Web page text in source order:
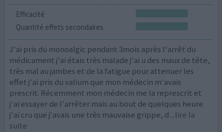
Efficacité
Quantité effets secondaires
J'ai pris du monoalgic pendant 3mois après l'arrêt du
médicament j'ai étais très malade j'ai u des maux de tête,
très mal au jambes et de la fatigue pour attenuer les
effet j'ai pris du valium que mon médecin m'avais
prescrit. Récemment mon médecin me la represcrit et
j'ai essayer de l'arrêter mais au bout de quelques heure
j'ai cru que j'avais une très mauvaise grippe, d ...lire la
suite